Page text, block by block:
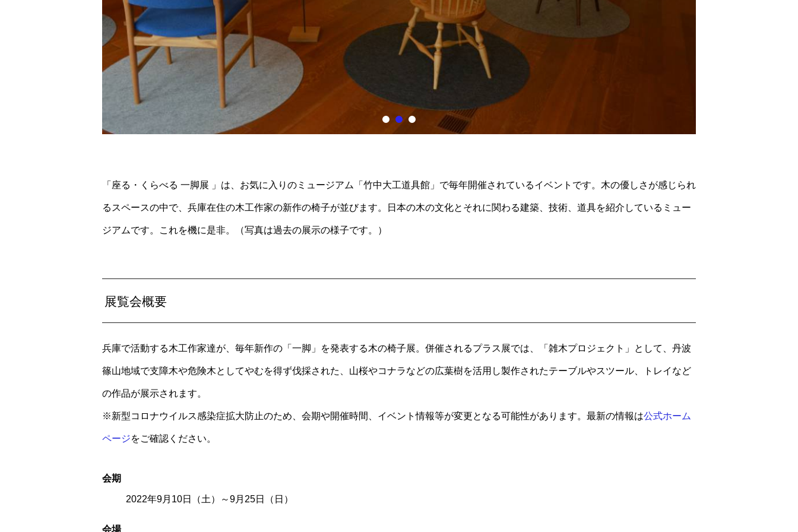
「座る・くらべる 一脚展 」は、お気に入りのミュージアム「竹中大工道具館」で毎年開催されているイベントです。木の優しさが感じられ
るスペースの中で、兵庫在住の木工作家の新作の椅子が並びます。日本の木の文化とそれに関わる建築、技術、道具を紹介しているミュー
ジアムです。これを機に是非。（写真は過去の展示の様子です。）
展覧会概要
兵庫で活動する木工作家達が、毎年新作の「一脚」を発表する木の椅子展。併催されるプラス展では、「雑木プロジェクト」として、丹波
篠山地域で支障木や危険木としてやむを得ず伐採された、山桜やコナラなどの広葉樹を活用し製作されたテーブルやスツール、トレイなど
の作品が展示されます。
※新型コロナウイルス感染症拡大防止のため、会期や開催時間、イベント情報等が変更となる可能性があります。最新の情報は公式ホーム
ページをご確認ください。
会期
2022年9月10日（土）～9月25日（日）
会場